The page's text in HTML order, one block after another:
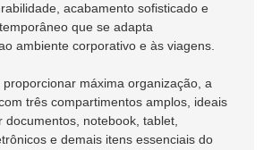
acabamento sofisticado e
que se adapta
ambiente corporativo e às viagens.
máxima organização, a
três compartimentos amplos, ideais
documentos, notebook, tablet,
e demais itens essenciais do